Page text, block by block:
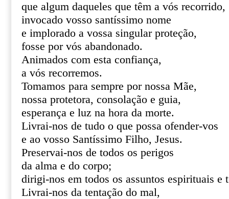
que algum daqueles que têm a vós recorrido,
invocado vosso santíssimo nome
e implorado a vossa singular proteção,
fosse por vós abandonado.
Animados com esta confiança,
a vós recorremos.
Tomamos para sempre por nossa Mãe,
nossa protetora, consolação e guia,
esperança e luz na hora da morte.
Livrai-nos de tudo o que possa ofender-vos
e ao vosso Santíssimo Filho, Jesus.
Preservai-nos de todos os perigos
da alma e do corpo;
dirigi-nos em todos os assuntos espirituais e
Livrai-nos da tentação do mal,